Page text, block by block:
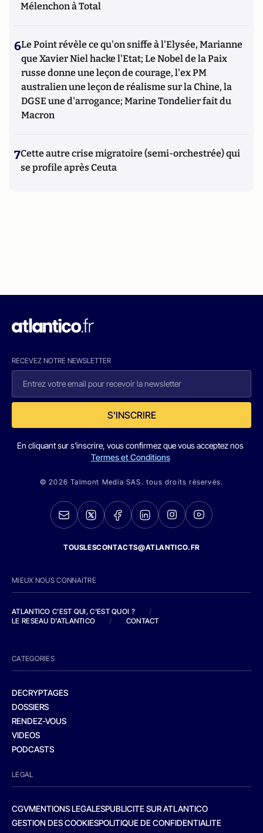
Mélenchon à Total
6Le Point révèle ce qu'on sniffe à l'Elysée, Marianne
que Xavier Niel hacke l'Etat; Le Nobel de la Paix
russe donne une leçon de courage, l'ex PM
australien une leçon de réalisme sur la Chine, la
DGSE une d'arrogance; Marine Tondelier fait du
Macron
7Cette autre crise migratoire (semi-orchestrée) qui
se profile après Ceuta
RECEVEZ NOTRE NEWSLETTER
S'INSCRIRE
En cliquant sur s'inscrire, vous confirmez que vous acceptez nos
Termes et Conditions
© 2026 Talmont Media SAS. tous droits réservés.
TOUSLESCONTACTS@ATLANTICO.FR
MIEUX NOUS CONNAITRE
ATLANTICO C'EST QUI, C'EST QUOI ?
/
LE RESEAU D'ATLANTICO
/ CONTACT
CATEGORIES
DECRYPTAGES
DOSSIERS
RENDEZ-VOUS
VIDEOS
PODCASTS
LEGAL
CGVMENTIONS LEGALESPUBLICITE SUR ATLANTICO
GESTION DES COOKIESPOLITIQUE DE CONFIDENTIALITE